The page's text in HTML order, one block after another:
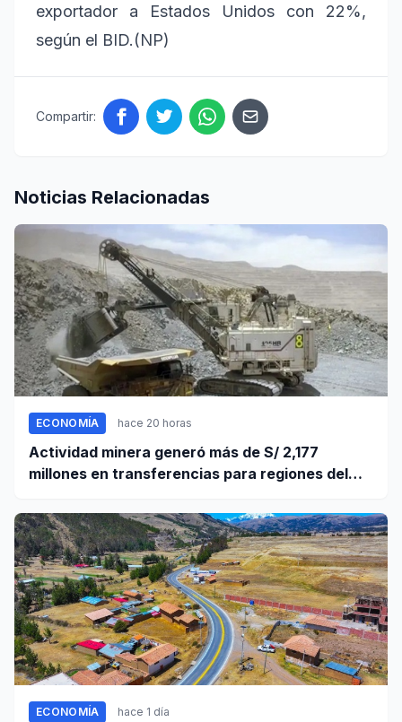
exportador a Estados Unidos con 22%,
según el BID.(NP)
Compartir:
Noticias Relacionadas
ECONOMÍA hace 20 horas
Actividad minera generó más de S/ 2,177
millones en transferencias para regiones del
ECONOMÍA hace 1 día